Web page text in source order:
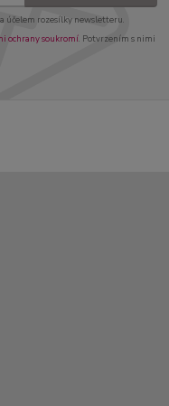
účelem rozesílky newsletteru.
ochrany soukromí. Potvrzením s nimi